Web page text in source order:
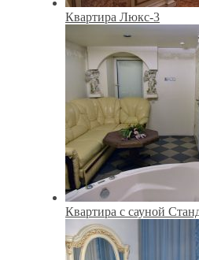
Квартира Люкс-3
Квартира с сауной